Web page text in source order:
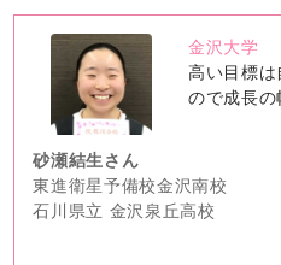
no
image
金沢大学
高い目標
ので成長の
砂瀬結生さん
東進衛星予備校金沢南校
石川県立 金沢泉丘高校